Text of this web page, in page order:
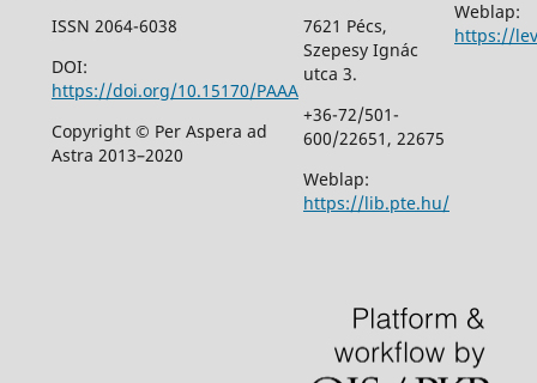
ISSN 2064-6038
DOI:
https://doi.org/10.15170/PAAA
Copyright © Per Aspera ad
Astra 2013–2020
7621 Pécs,
Szepesy Ignác
utca 3.
+36-72/501-
600/22651, 22675
Weblap:
https://lib.pte.hu/
Weblap:
https://